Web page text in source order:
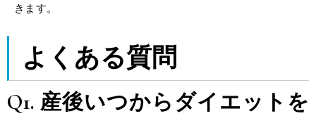
きます。
よくある質問
Q1. 産後いつからダイエットを